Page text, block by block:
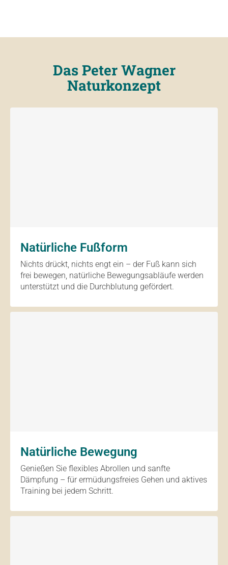
Das Peter Wagner
Naturkonzept
Natürliche Fußform
Nichts drückt, nichts engt ein – der Fuß kann sich
frei bewegen, natürliche Bewegungsabläufe werden
unterstützt und die Durchblutung gefördert.
Natürliche Bewegung
Genießen Sie flexibles Abrollen und sanfte
Dämpfung – für ermüdungsfreies Gehen und aktives
Training bei jedem Schritt.